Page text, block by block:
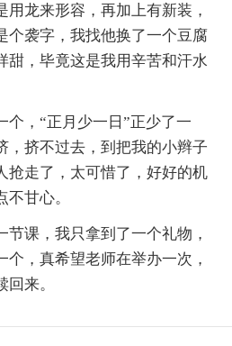
龙来形容，再加上有新装，
个袭字，我找他换了一个豆腐
甜，毕竟这是我用辛苦和汗水
个，“正月少一日”正少了一
，挤不过去，到把我的小辫子
抢走了，太可惜了，好好的机
甘心。
节课，我只拿到了一个礼物，
，真希望老师在举办一次，
来。